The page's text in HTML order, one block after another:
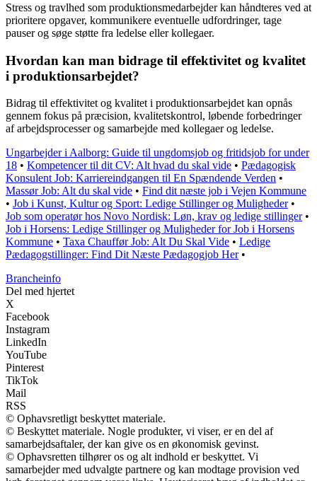
Stress og travlhed som produktionsmedarbejder kan håndteres ved at
prioritere opgaver, kommunikere eventuelle udfordringer, tage
pauser og søge støtte fra ledelse eller kollegaer.
Hvordan kan man bidrage til effektivitet og kvalitet
i produktionsarbejdet?
Bidrag til effektivitet og kvalitet i produktionsarbejdet kan opnås
gennem fokus på præcision, kvalitetskontrol, løbende forbedringer
af arbejdsprocesser og samarbejde med kollegaer og ledelse.
Ungarbejder i Aalborg: Guide til ungdomsjob og fritidsjob for under
18 • Kompetencer til dit CV: Alt hvad du skal vide • Pædagogisk
Konsulent Job: Karriereindgangen til En Spændende Verden •
Massør Job: Alt du skal vide • Find dit næste job i Vejen Kommune
• Job i Kunst, Kultur og Sport: Ledige Stillinger og Muligheder•
Job som operatør hos Novo Nordisk: Løn, krav og ledige stillinger•
Job i Horsens: Ledige Stillinger og Muligheder for Job i Horsens
Kommune • Taxa Chauffør Job: Alt Du Skal Vide • Ledige
Pædagogstillinger: Find Dit Næste Pædagogjob Her•
Brancheinfo
Del med hjertet
X
Facebook
Instagram
LinkedIn
YouTube
Pinterest
TikTok
Mail
RSS
© Ophavsretligt beskyttet materiale.
© Beskyttet materiale. Nogle produkter, vi viser, er en del af
samarbejdsaftaler, der kan give os en økonomisk gevinst.
© Ophavsretten tilhører os og alt indhold er beskyttet. Vi
samarbejder med udvalgte partnere og kan modtage provision ved